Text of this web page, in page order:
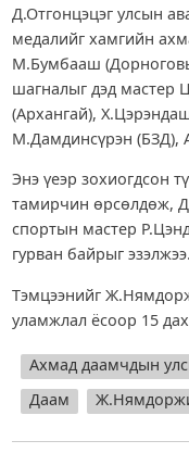
Д.Отгонцэцэг улсын
медалийг хамгийн
М.Бумбааш
шагналыг дэд мастер
(Архангай),
М.Дамдинсүрэн (БЗД),
Энэ үеэр зохиогдсон
тамирчин өрсөлдөж,
спортын мастер
гурван байрыг эзэлжээ.
Тэмцээнийг
уламжлал ёсоор 15
Ахмад даамчдын
Даам